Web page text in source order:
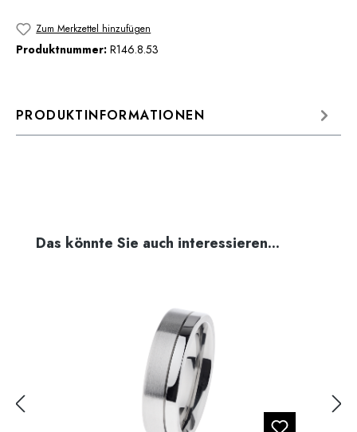
Zum Merkzettel hinzufügen
Produktnummer: R146.8.53
PRODUKTINFORMATIONEN
Produktgalerie überspringen
Das könnte Sie auch interessieren...